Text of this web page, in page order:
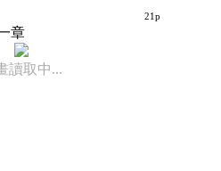
21p
章
讀取中...